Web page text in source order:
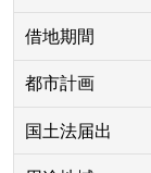
借地期間
都市計画
国土法届出